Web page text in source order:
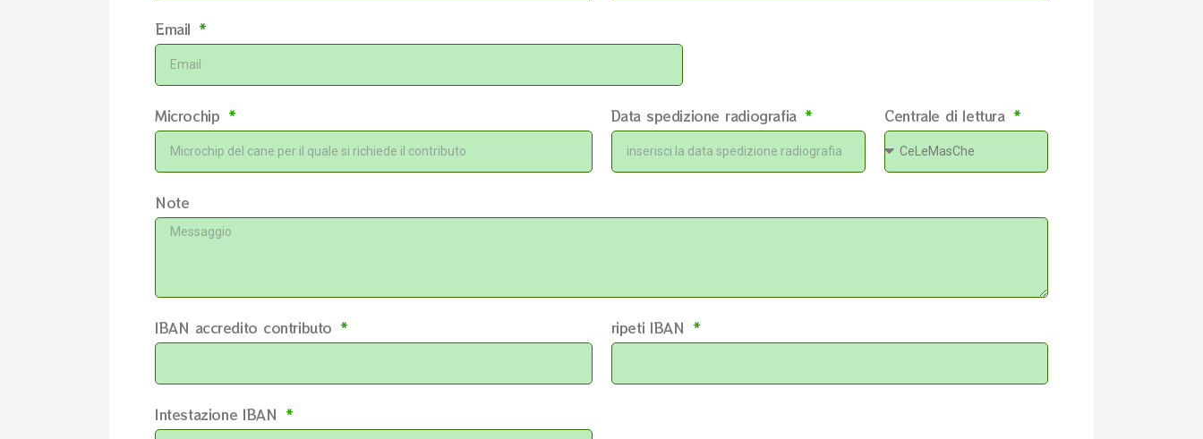
Email
Microchip Data spedizione radiografia Centrale di lettura
Note
IBAN accredito contributo ripeti IBAN
Intestazione IBAN